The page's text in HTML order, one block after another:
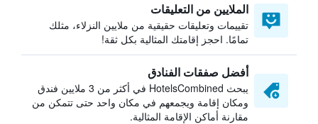
الملايين من التعليقات
تقييمات وتعليقات حقيقية من ملايين النزلاء، مثلك
تمامًا. احجز إقامتك المثالية بكل ثقة!
أفضل صفقات الفنادق
يبحث HotelsCombined في أكثر من 3 ملايين فندق
ومكان إقامة ويجمعهم في مكان واحد حتى تتمكن من
مقارنة أماكن الإقامة المثالية.